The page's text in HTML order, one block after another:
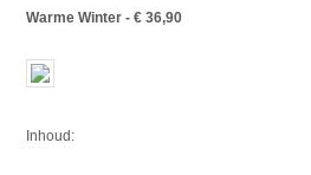
Warme Winter - € 36,90
Inhoud: